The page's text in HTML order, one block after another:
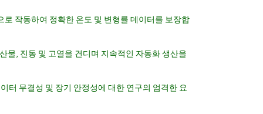
로 작동하여 정확한 온도 및 변형률 데이터를 보장합
물, 진동 및 고열을 견디며 지속적인 자동화 생산을
터 무결성 및 장기 안정성에 대한 연구의 엄격한 요